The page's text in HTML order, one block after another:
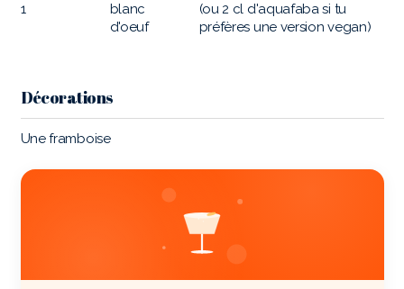
1
blanc
d'oeuf
(ou 2 cl d'aquafaba si tu
préfères une version vegan)
Décorations
Une framboise